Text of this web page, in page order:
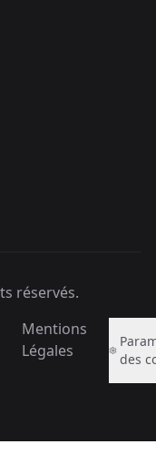
réservés.
Mentions
Légales
des